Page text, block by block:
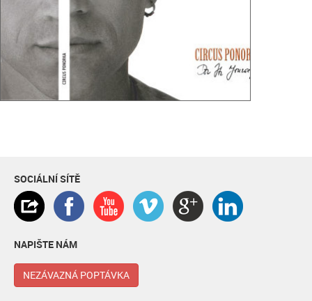
SOCIÁLNÍ SÍTĚ
NAPIŠTE NÁM
NEZÁVAZNÁ POPTÁVKA